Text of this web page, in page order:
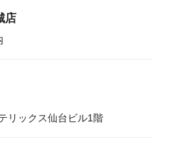
店
リックス仙台ビル1階